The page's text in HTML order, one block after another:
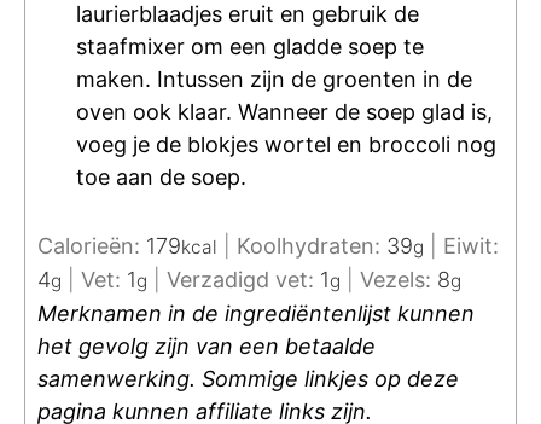
laurierblaadjes eruit en gebruik de
staafmixer om een gladde soep te
maken. Intussen zijn de groenten in de
oven ook klaar. Wanneer de soep glad is,
voeg je de blokjes wortel en broccoli nog
toe aan de soep.
Calorieën: 179kcal Koolhydraten: 39g
Eiwit:
4g Vet: 1g Verzadigd vet: 1g Vezels: 8g
Merknamen in de ingrediëntenlijst kunnen
het gevolg zijn van een betaalde
samenwerking. Sommige linkjes op deze
pagina kunnen affiliate links zijn.